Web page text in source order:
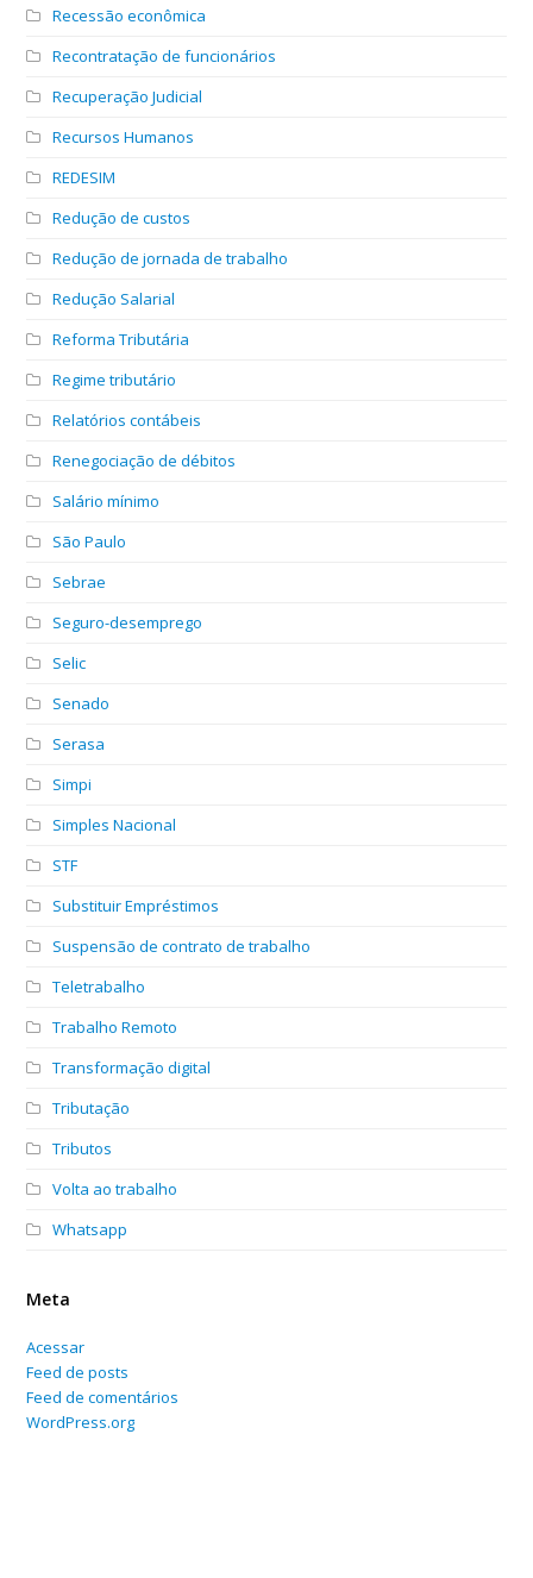
Recessão econômica
Recontratação de funcionários
Recuperação Judicial
Recursos Humanos
REDESIM
Redução de custos
Redução de jornada de trabalho
Redução Salarial
Reforma Tributária
Regime tributário
Relatórios contábeis
Renegociação de débitos
Salário mínimo
São Paulo
Sebrae
Seguro-desemprego
Selic
Senado
Serasa
Simpi
Simples Nacional
STF
Substituir Empréstimos
Suspensão de contrato de trabalho
Teletrabalho
Trabalho Remoto
Transformação digital
Tributação
Tributos
Volta ao trabalho
Whatsapp
Meta
Acessar
Feed de posts
Feed de comentários
WordPress.org